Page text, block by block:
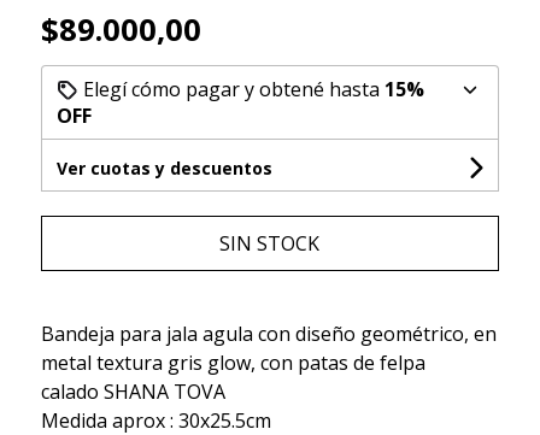
$89.000,00
Elegí cómo pagar y obtené hasta 15%
OFF
Ver cuotas y descuentos
SIN STOCK
Bandeja para jala agula con diseño geométrico, en
metal textura gris glow, con patas de felpa
calado SHANA TOVA
Medida aprox : 30x25.5cm